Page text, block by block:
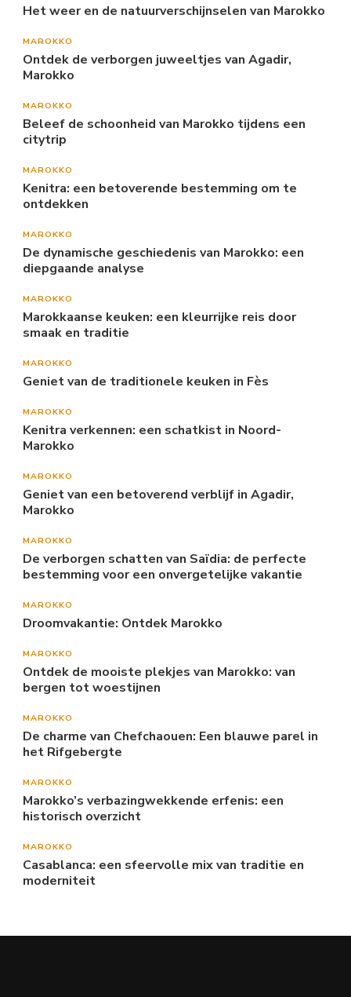
Het weer en de natuurverschijnselen van Marokko
MAROKKO
Ontdek de verborgen juweeltjes van Agadir,
Marokko
MAROKKO
Beleef de schoonheid van Marokko tijdens een
citytrip
MAROKKO
Kenitra: een betoverende bestemming om te
ontdekken
MAROKKO
De dynamische geschiedenis van Marokko: een
diepgaande analyse
MAROKKO
Marokkaanse keuken: een kleurrijke reis door
smaak en traditie
MAROKKO
Geniet van de traditionele keuken in Fès
MAROKKO
Kenitra verkennen: een schatkist in Noord-
Marokko
MAROKKO
Geniet van een betoverend verblijf in Agadir,
Marokko
MAROKKO
De verborgen schatten van Saïdia: de perfecte
bestemming voor een onvergetelijke vakantie
MAROKKO
Droomvakantie: Ontdek Marokko
MAROKKO
Ontdek de mooiste plekjes van Marokko: van
bergen tot woestijnen
MAROKKO
De charme van Chefchaouen: Een blauwe parel in
het Rifgebergte
MAROKKO
Marokko’s verbazingwekkende erfenis: een
historisch overzicht
MAROKKO
Casablanca: een sfeervolle mix van traditie en
moderniteit